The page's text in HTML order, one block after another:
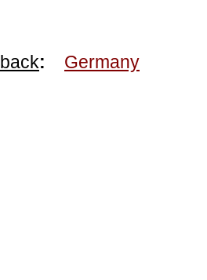
back: Germany